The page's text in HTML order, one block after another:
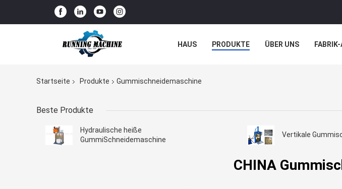
HAUS PRODUKTE ÜBER UNS
Startseite
Produkte Gummischneidemaschine
Beste Produkte
Hydraulische heiße
GummiSchneidemaschine
Vertikale
CHINA